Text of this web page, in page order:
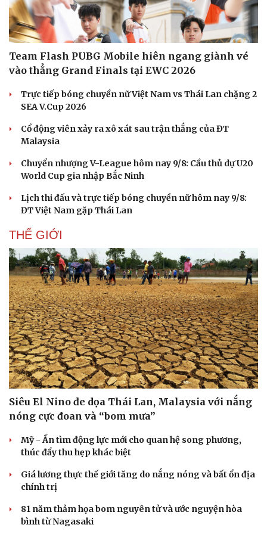
Team Flash PUBG Mobile hiên ngang giành vé
vào thẳng Grand Finals tại EWC 2026
Trực tiếp bóng chuyền nữ Việt Nam vs Thái Lan chặng 2
SEA V.Cup 2026
Cổ động viên xảy ra xô xát sau trận thắng của ĐT
Malaysia
Chuyển nhượng V-League hôm nay 9/8: Cầu thủ dự U20
World Cup gia nhập Bắc Ninh
Lịch thi đấu và trực tiếp bóng chuyền nữ hôm nay 9/8:
ĐT Việt Nam gặp Thái Lan
THẾ GIỚI
Siêu El Nino đe dọa Thái Lan, Malaysia với nắng
nóng cực đoan và “bom mưa”
Mỹ - Ấn tìm động lực mới cho quan hệ song phương,
thúc đẩy thu hẹp khác biệt
Giá lương thực thế giới tăng do nắng nóng và bất ổn địa
chính trị
81 năm thảm họa bom nguyên tử và ước nguyện hòa
bình từ Nagasaki